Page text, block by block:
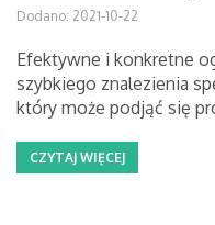
Dodano: 2021-10-22
Efektywne i konkretne
szybkiego znalezienia
który może podjąć się
CZYTAJ WIĘCEJ